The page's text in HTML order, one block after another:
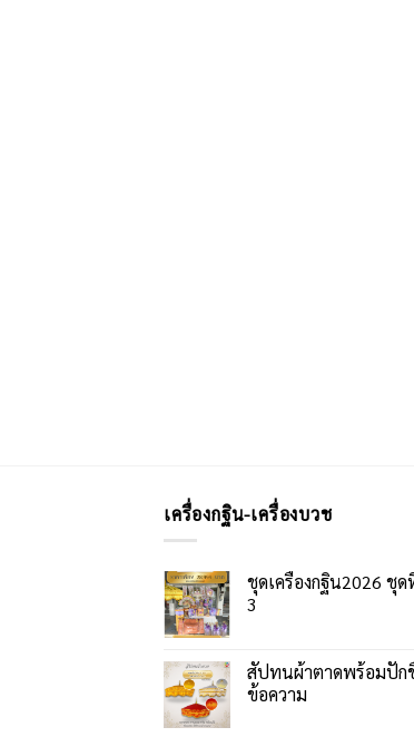
เครื่องกฐิน-เครื่องบวช
ชุดเครื่องกฐิน2026 ชุด
3
สัปทนผ้าตาดพร้อมปัก
ข้อความ